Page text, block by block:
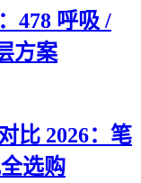
478 呼吸 /
方案
比 2026：笔
选购